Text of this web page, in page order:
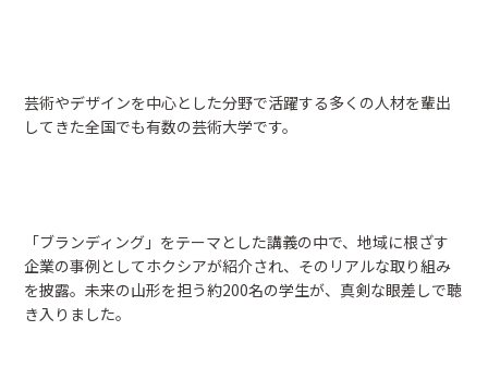
芸術やデザインを中心とした分野で活躍する多くの人材を輩出
してきた全国でも有数の芸術大学です。
「ブランディング」をテーマとした講義の中で、地域に根ざす
企業の事例としてホクシアが紹介され、そのリアルな取り組み
を披露。未来の山形を担う約200名の学生が、真剣な眼差しで聴
き入りました。